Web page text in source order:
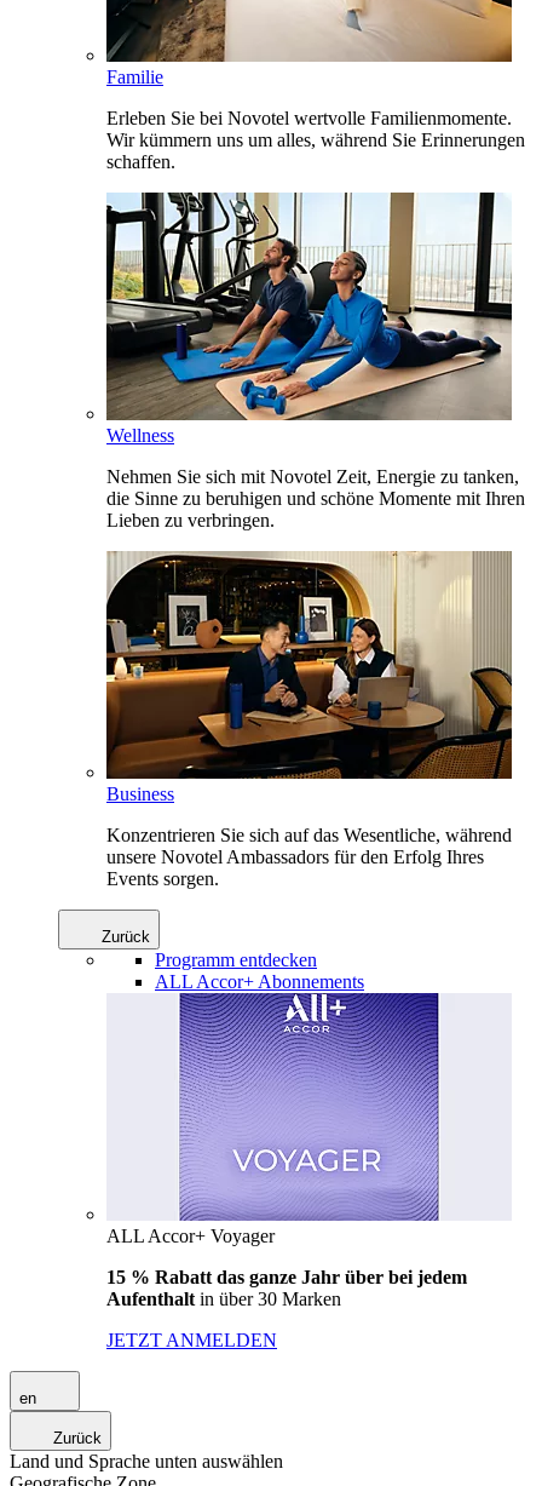
Familie
Erleben Sie bei Novotel wertvolle Familienmomente.
Wir kümmern uns um alles, während Sie Erinnerungen
schaffen.
Wellness
Nehmen Sie sich mit Novotel Zeit, Energie zu tanken,
die Sinne zu beruhigen und schöne Momente mit Ihren
Lieben zu verbringen.
Business
Konzentrieren Sie sich auf das Wesentliche, während
unsere Novotel Ambassadors für den Erfolg Ihres
Events sorgen.
Zurück
Programm entdecken
ALL Accor+ Abonnements
ALL Accor+ Voyager
15 % Rabatt das ganze Jahr über bei jedem
Aufenthalt in über 30 Marken
JETZT ANMELDEN
en
Zurück
Land und Sprache unten auswählen